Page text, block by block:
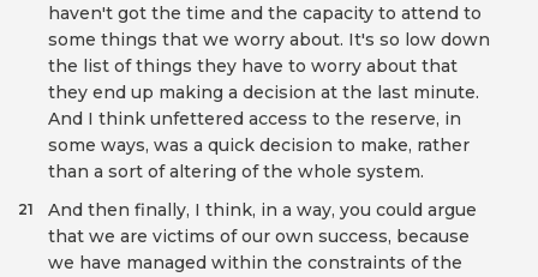
haven't got the time and the capacity to attend to
some things that we worry about. It's so low down
the list of things they have to worry about that
they end up making a decision at the last minute.
And I think unfettered access to the reserve, in
some ways, was a quick decision to make, rather
than a sort of altering of the whole system.
And then finally, I think, in a way, you could argue
that we are victims of our own success, because
we have managed within the constraints of the
21